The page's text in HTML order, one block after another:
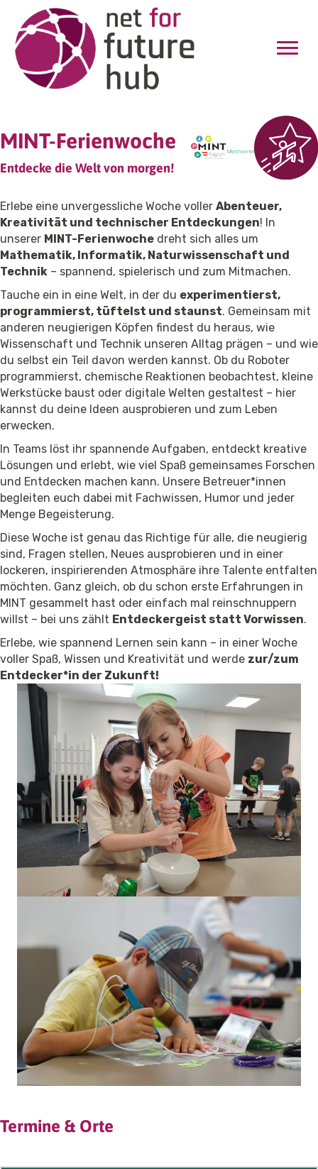
MINT-Ferienwoche
Entdecke die Welt von morgen!
Erlebe eine unvergessliche Woche voller Abenteuer,
Kreativität und technischer Entdeckungen! In
unserer MINT-Ferienwoche dreht sich alles um
Mathematik, Informatik, Naturwissenschaft und
Technik – spannend, spielerisch und zum Mitmachen.
Tauche ein in eine Welt, in der du experimentierst,
programmierst, tüftelst und staunst. Gemeinsam mit
anderen neugierigen Köpfen findest du heraus, wie
Wissenschaft und Technik unseren Alltag prägen – und wie
du selbst ein Teil davon werden kannst. Ob du Roboter
programmierst, chemische Reaktionen beobachtest, kleine
Werkstücke baust oder digitale Welten gestaltest – hier
kannst du deine Ideen ausprobieren und zum Leben
erwecken.
In Teams löst ihr spannende Aufgaben, entdeckt kreative
Lösungen und erlebt, wie viel Spaß gemeinsames Forschen
und Entdecken machen kann. Unsere Betreuer*innen
begleiten euch dabei mit Fachwissen, Humor und jeder
Menge Begeisterung.
Diese Woche ist genau das Richtige für alle, die neugierig
sind, Fragen stellen, Neues ausprobieren und in einer
lockeren, inspirierenden Atmosphäre ihre Talente entfalten
möchten. Ganz gleich, ob du schon erste Erfahrungen in
MINT gesammelt hast oder einfach mal reinschnuppern
willst – bei uns zählt Entdeckergeist statt Vorwissen.
Erlebe, wie spannend Lernen sein kann – in einer Woche
voller Spaß, Wissen und Kreativität und werde zur/zum
Entdecker*in der Zukunft!
Termine & Orte